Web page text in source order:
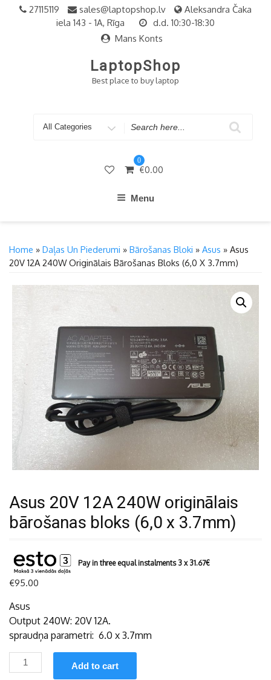
27115119 sales@laptopshop.lv
Aleksandra Čaka
iela 143 - 1A, Rīga
d.d. 10:30-18:30
Mans Konts
LaptopShop
Best place to buy laptop
Search
0
€0.00
Menu
Home » Daļas Un Piederumi » Bārošanas Bloki » Asus » Asus
20V 12A 240W Originālais Bārošanas Bloks (6,0 X 3.7mm)
Asus 20V 12A 240W originālais
bārošanas bloks (6,0 x 3.7mm)
Pay in three equal instalments 3 x 31.67€
€95.00
Asus
Output 240W: 20V 12A.
spraudņa parametri: 6.0 x 3.7mm
Asus
20V
Add to cart